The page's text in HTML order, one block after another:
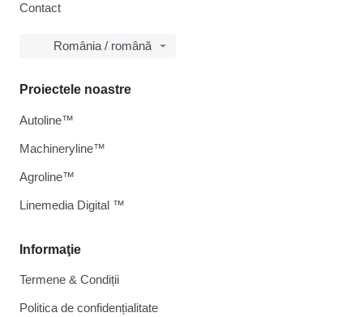
Contact
România / română
Informaţie
Termene & Condiții
Politica de confidențialitate
Proiectele noastre
Autoline™
Machineryline™
Agroline™
Linemedia Digital ™